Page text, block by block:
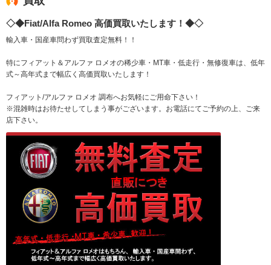
◇◆Fiat/Alfa Romeo 高価買取いたします！◆◇
輸入車・国産車問わず買取査定無料！！
特にフィアット＆アルファ ロメオの稀少車・MT車・低走行・無修復車は、低年
式～高年式まで幅広く高価買取いたします！
フィアット/アルファ ロメオ 調布へお気軽にご用命下さい！
※混雑時はお待たせしてしまう事がございます。お電話にてご予約の上、ご来
店下さい。